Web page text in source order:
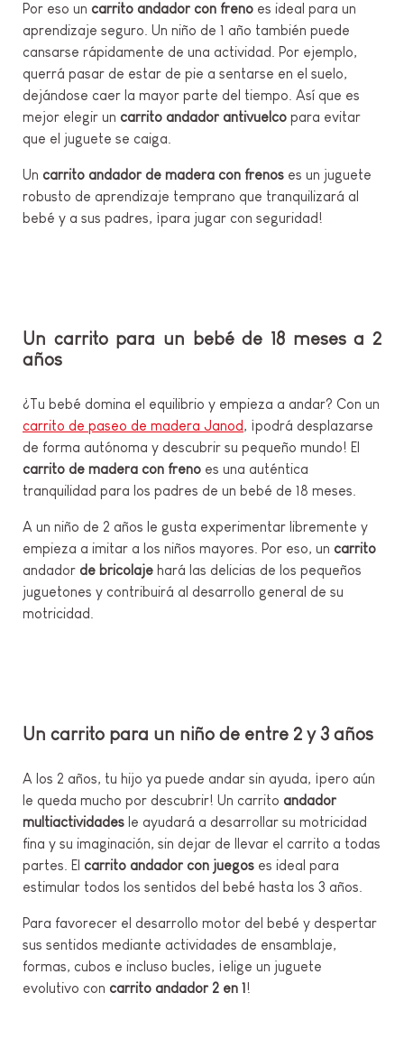
Por eso un carrito andador con freno es ideal para un
aprendizaje seguro. Un niño de 1 año también puede
cansarse rápidamente de una actividad. Por ejemplo,
querrá pasar de estar de pie a sentarse en el suelo,
dejándose caer la mayor parte del tiempo. Así que es
mejor elegir un carrito andador antivuelco para evitar
que el juguete se caiga.
Un carrito andador de madera con frenos es un juguete
robusto de aprendizaje temprano que tranquilizará al
bebé y a sus padres, ¡para jugar con seguridad!
Un carrito para un bebé de 18 meses a 2
años
¿Tu bebé domina el equilibrio y empieza a andar? Con un
carrito de paseo de madera Janod, ¡podrá desplazarse
de forma autónoma y descubrir su pequeño mundo! El
carrito de madera con freno es una auténtica
tranquilidad para los padres de un bebé de 18 meses.
A un niño de 2 años le gusta experimentar libremente y
empieza a imitar a los niños mayores. Por eso, un carrito
andador de bricolaje hará las delicias de los pequeños
juguetones y contribuirá al desarrollo general de su
motricidad.
Un carrito para un niño de entre 2 y 3 años
A los 2 años, tu hijo ya puede andar sin ayuda, ¡pero aún
le queda mucho por descubrir! Un carrito andador
multiactividades le ayudará a desarrollar su motricidad
fina y su imaginación, sin dejar de llevar el carrito a todas
partes. El carrito andador con juegos es ideal para
estimular todos los sentidos del bebé hasta los 3 años.
Para favorecer el desarrollo motor del bebé y despertar
sus sentidos mediante actividades de ensamblaje,
formas, cubos e incluso bucles, ¡elige un juguete
evolutivo con carrito andador 2 en 1!